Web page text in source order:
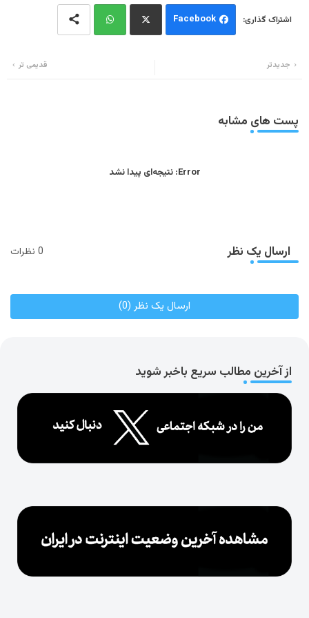
Facebook
جدیدتر قدیمی تر
پست های مشابه
Error: نتیجه‌ای پیدا نشد
ارسال یک نظر 0 نظرات
ارسال یک نظر (0)
از آخرین مطالب سریع باخبر شوید